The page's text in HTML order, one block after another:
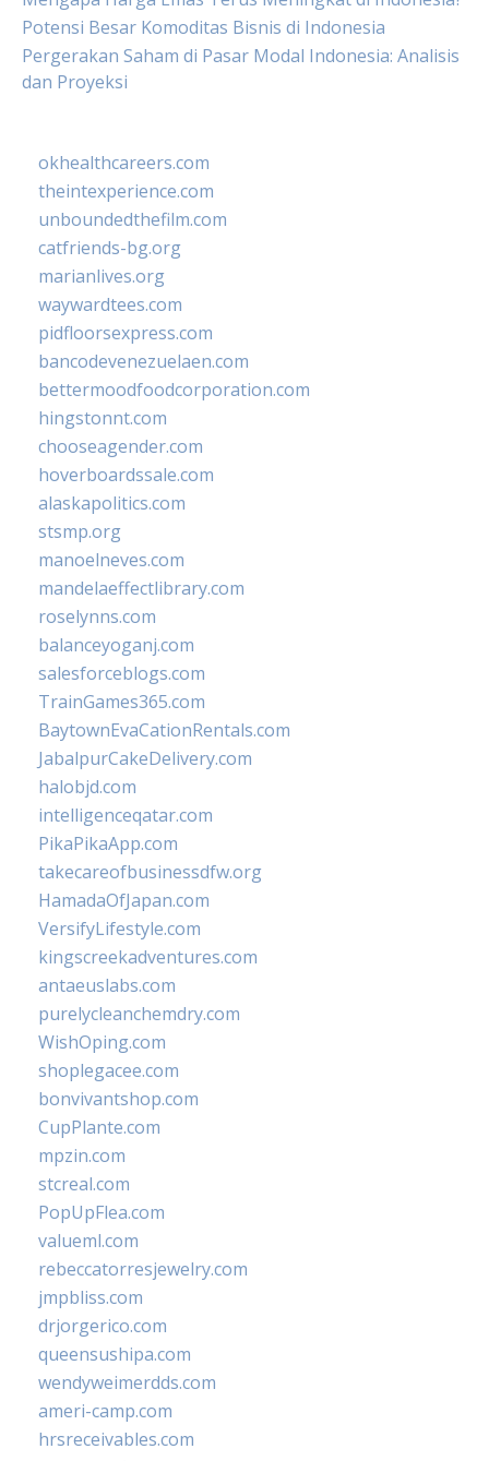
Potensi Besar Komoditas Bisnis di Indonesia
Pergerakan Saham di Pasar Modal Indonesia: Analisis
dan Proyeksi
okhealthcareers.com
theintexperience.com
unboundedthefilm.com
catfriends-bg.org
marianlives.org
waywardtees.com
pidfloorsexpress.com
bancodevenezuelaen.com
bettermoodfoodcorporation.com
hingstonnt.com
chooseagender.com
hoverboardssale.com
alaskapolitics.com
stsmp.org
manoelneves.com
mandelaeffectlibrary.com
roselynns.com
balanceyoganj.com
salesforceblogs.com
TrainGames365.com
BaytownEvaCationRentals.com
JabalpurCakeDelivery.com
halobjd.com
intelligenceqatar.com
PikaPikaApp.com
takecareofbusinessdfw.org
HamadaOfJapan.com
VersifyLifestyle.com
kingscreekadventures.com
antaeuslabs.com
purelycleanchemdry.com
WishOping.com
shoplegacee.com
bonvivantshop.com
CupPlante.com
mpzin.com
stcreal.com
PopUpFlea.com
valueml.com
rebeccatorresjewelry.com
jmpbliss.com
drjorgerico.com
queensushipa.com
wendyweimerdds.com
ameri-camp.com
hrsreceivables.com